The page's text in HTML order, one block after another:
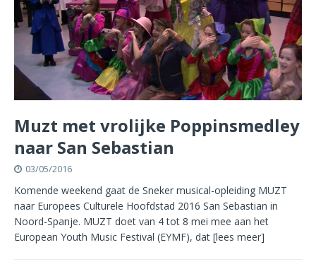
Muzt met vrolijke Poppinsmedley
naar San Sebastian
03/05/2016
Komende weekend gaat de Sneker musical-opleiding MUZT
naar Europees Culturele Hoofdstad 2016 San Sebastian in
Noord-Spanje. MUZT doet van 4 tot 8 mei mee aan het
European Youth Music Festival (EYMF), dat [lees meer]